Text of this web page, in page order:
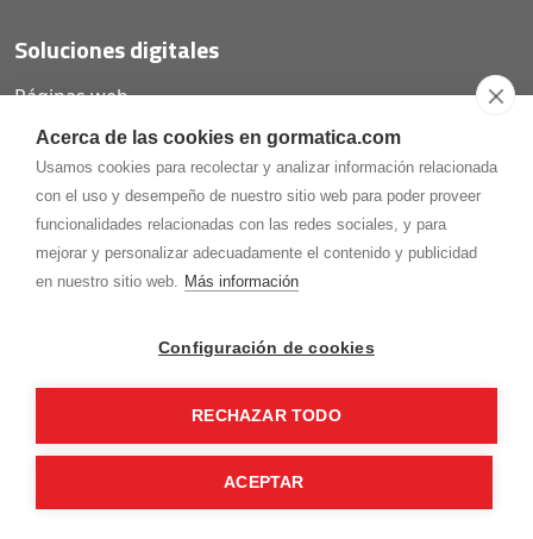
Acerca de las cookies en gormatica.com
Usamos cookies para recolectar y analizar información relacionada
con el uso y desempeño de nuestro sitio web para poder proveer
funcionalidades relacionadas con las redes sociales, y para
mejorar y personalizar adecuadamente el contenido y publicidad
en nuestro sitio web. Más información
Configuración de cookies
RECHAZAR TODO
ACEPTAR
Soluciones digitales
Páginas web
Tiendas online
975.368.262
¡Síguenos en nuestras redes!